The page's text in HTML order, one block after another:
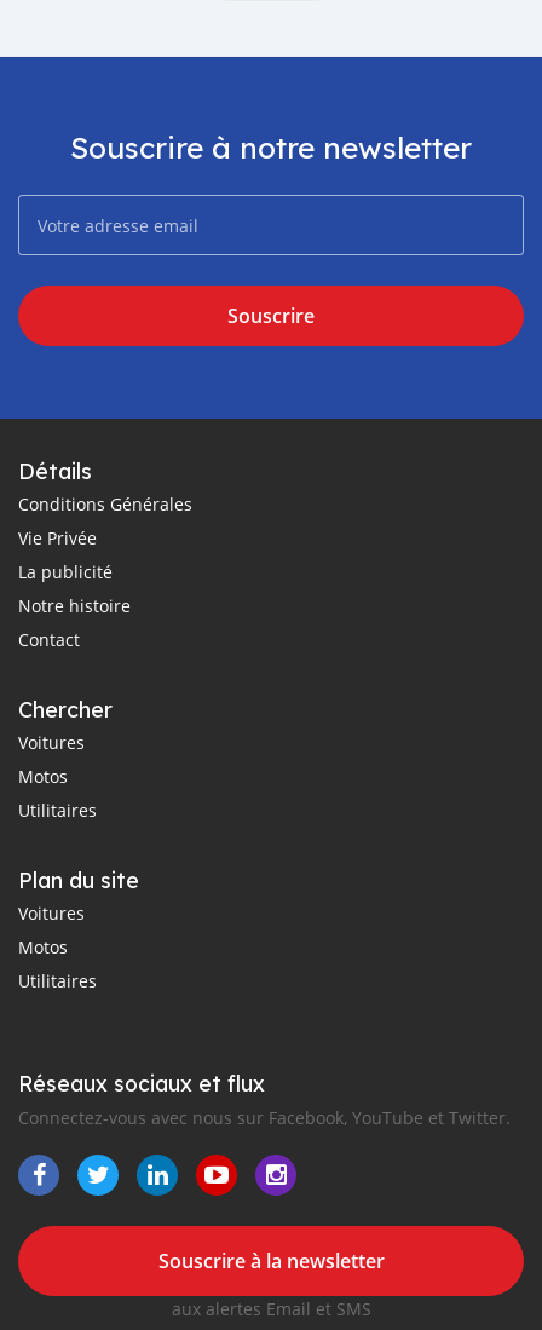
Souscrire à notre newsletter
Souscrire
Détails
Conditions Générales
Vie Privée
La publicité
Notre histoire
Contact
Chercher
Voitures
Motos
Utilitaires
Plan du site
Voitures
Motos
Utilitaires
Réseaux sociaux et flux
Connectez-vous avec nous sur Facebook, YouTube et Twitter.
Souscrire à la newsletter
aux alertes Email et SMS